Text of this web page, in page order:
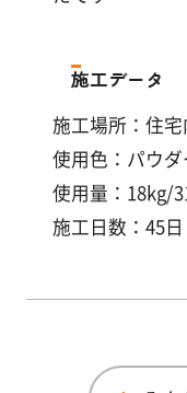
施工データ
施工場所：住
使用色：パウ
使用量：18kg/
施工日数：45日